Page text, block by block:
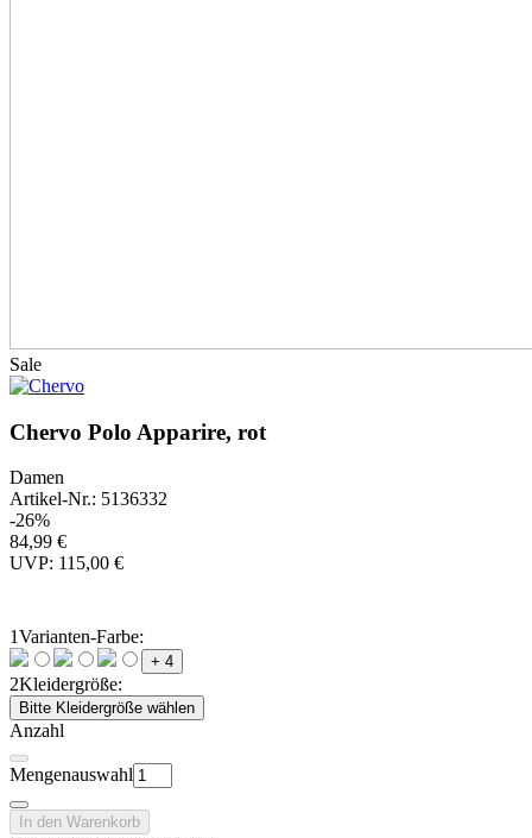
Sale
Chervo Polo Apparire, rot
Damen
Artikel-Nr.: 5136332
-26%
84,99 €
UVP: 115,00 €
1Varianten-Farbe:
+ 4
2Kleidergröße:
Bitte Kleidergröße wählen
Anzahl
Mengenauswahl
In den Warenkorb